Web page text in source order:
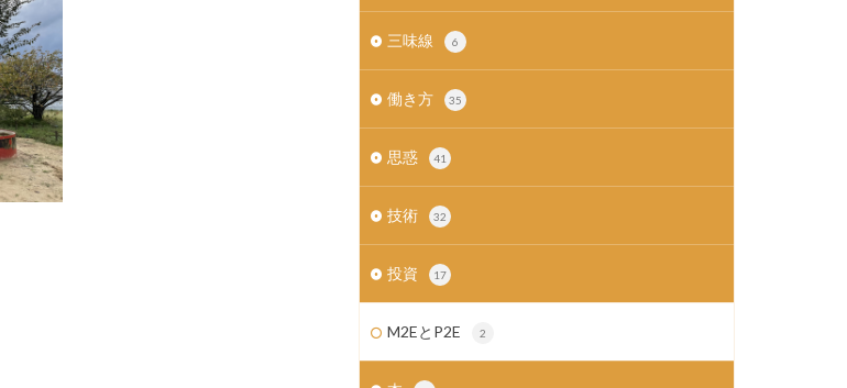
三味線 6
働き方 35
思惑 41
技術 32
投資 17
M2EとP2E 2